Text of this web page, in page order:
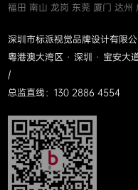
福田 南山 龙岗 东莞 厦门 达州
深圳市标派视觉品牌设计有限
粤港澳大湾区 · 深圳 · 宝安大
/
总监直线：130 2886 4554